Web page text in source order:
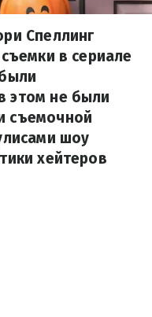
Спеллинг
в сериале
этом не были
съемочной
шоу
хейтеров